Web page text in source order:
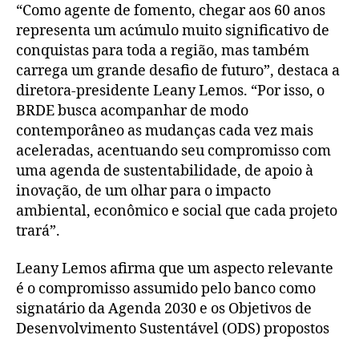
“Como agente de fomento, chegar aos 60 anos
representa um acúmulo muito significativo de
conquistas para toda a região, mas também
carrega um grande desafio de futuro”, destaca a
diretora-presidente Leany Lemos. “Por isso, o
BRDE busca acompanhar de modo
contemporâneo as mudanças cada vez mais
aceleradas, acentuando seu compromisso com
uma agenda de sustentabilidade, de apoio à
inovação, de um olhar para o impacto
ambiental, econômico e social que cada projeto
trará”.
Leany Lemos afirma que um aspecto relevante
é o compromisso assumido pelo banco como
signatário da Agenda 2030 e os Objetivos de
Desenvolvimento Sustentável (ODS) propostos